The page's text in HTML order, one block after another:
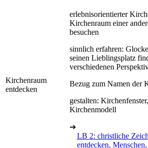
Kirchenraum
entdecken
erlebnisorientierter
Kirchenraum einer
besuchen
sinnlich erfahren:
seinen Lieblingsplatz
verschiedenen
Bezug zum Namen der
gestalten:
Kirchenmodell
➔
LB 2: christliche
entdecken,